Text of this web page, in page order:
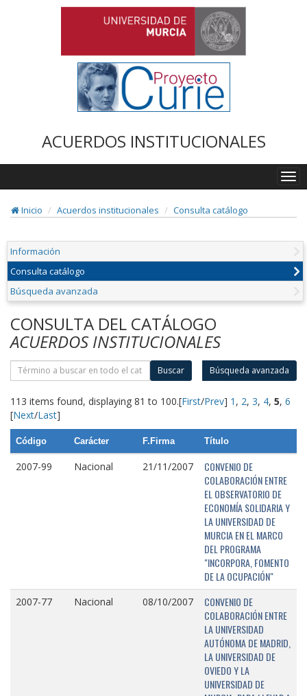
ACUERDOS INSTITUCIONALES
Inicio
Acuerdos institucionales Consulta catálogo
Información
Consulta catálogo
Búsqueda avanzada
CONSULTA DEL CATÁLOGO
ACUERDOS INSTITUCIONALES
Buscar Búsqueda avanzada
113 items found, displaying 81 to 100.[First/Prev] 1 , 2, 3, 4, 5, 6
[Next/Last]
Código Carácter F.Firma Título
2007-99 Nacional 21/11/2007
CONVENIO DE
COLABORACIÓN ENTRE
EL OBSERVATORIO DE
ECONOMÍA SOLIDARIA Y
LA UNIVERSIDAD DE
MURCIA EN EL MARCO
DEL PROGRAMA
"INCORPORA, FOMENTO
DE LA OCUPACIÓN"
2007-77 Nacional 08/10/2007
CONVENIO DE
COLABORACIÓN ENTRE
LA UNIVERSIDAD
AUTÓNOMA DE MADRID,
LA UNIVERSIDAD DE
OVIEDO Y LA
UNIVERSIDAD DE